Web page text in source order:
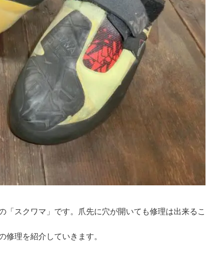
「スクワマ」です。爪先に穴が開いても修理は出来るこ
修理を紹介していきます。